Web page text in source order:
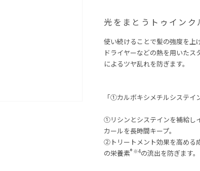
光をまとうトゥインク
使い続けることで髪の強度を上
ドライヤーなどの熱を用いた
によるツヤ乱れを防ぎます。
「①カルボキシメチルシステイ
①リシンとシステインを補給し
カールを長時間キープ。
②トリートメント効果を高める
の栄養素® ※4の流出を防ぎます。